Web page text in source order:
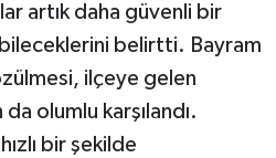
artık daha güvenli bir
belirtti. Bayram
ilçeye gelen
olumlu karşılandı.
bir şekilde